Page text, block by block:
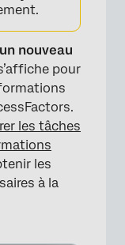
nouveau
pour
les tâches
les
à la